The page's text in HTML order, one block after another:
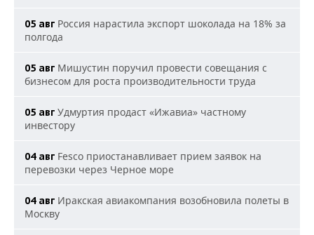
05 авг Россия нарастила экспорт шоколада на 18% за
полгода
05 авг Мишустин поручил провести совещания с
бизнесом для роста производительности труда
05 авг Удмуртия продаст «Ижавиа» частному
инвестору
04 авг Fesco приостанавливает прием заявок на
перевозки через Черное море
04 авг Иракская авиакомпания возобновила полеты в
Москву